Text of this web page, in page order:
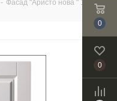
- Фасад "Аристо нова " 19 мм
0
0